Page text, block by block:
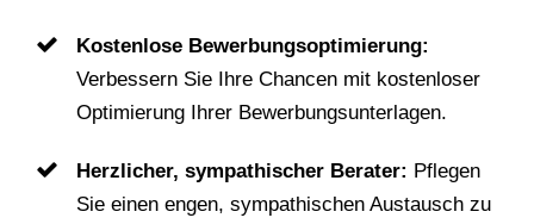
Kostenlose Bewerbungsoptimierung:
Verbessern Sie Ihre Chancen mit kostenloser
Optimierung Ihrer Bewerbungsunterlagen.
Herzlicher, sympathischer Berater: Pflegen
Sie einen engen, sympathischen Austausch zu